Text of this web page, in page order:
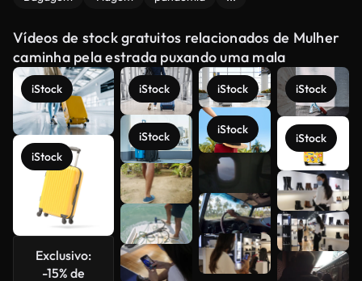
Vídeos de stock gratuitos relacionados de Mulher
caminha pela estrada puxando uma mala
iStock
iStock
Exclusivo:
-15% de
iStock
iStock
iStock
iStock
iStock
iStock
Veja mais